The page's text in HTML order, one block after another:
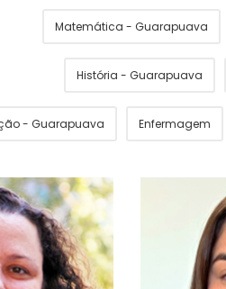
Matemática - Guarapuava
História - Guarapuava
- Guarapuava Enfermagem